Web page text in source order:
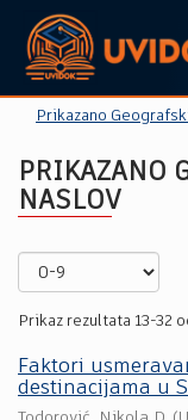
Prikazano
PRIKAZANO
NASLOV
Prikaz rezultata 13-32
Faktori
destinacijama u